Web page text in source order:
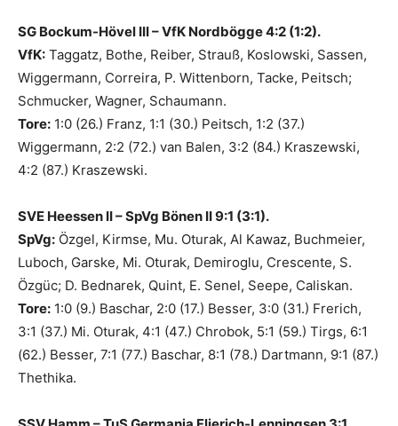
SG Bockum-Hövel III – VfK Nordbögge 4:2 (1:2).
VfK: Taggatz, Bothe, Reiber, Strauß, Koslowski, Sassen,
Wiggermann, Correira, P. Wittenborn, Tacke, Peitsch;
Schmucker, Wagner, Schaumann.
Tore: 1:0 (26.) Franz, 1:1 (30.) Peitsch, 1:2 (37.)
Wiggermann, 2:2 (72.) van Balen, 3:2 (84.) Kraszewski,
4:2 (87.) Kraszewski.
SVE Heessen II – SpVg Bönen II 9:1 (3:1).
SpVg: Özgel, Kirmse, Mu. Oturak, Al Kawaz, Buchmeier,
Luboch, Garske, Mi. Oturak, Demiroglu, Crescente, S.
Özgüc; D. Bednarek, Quint, E. Senel, Seepe, Caliskan.
Tore: 1:0 (9.) Baschar, 2:0 (17.) Besser, 3:0 (31.) Frerich,
3:1 (37.) Mi. Oturak, 4:1 (47.) Chrobok, 5:1 (59.) Tirgs, 6:1
(62.) Besser, 7:1 (77.) Baschar, 8:1 (78.) Dartmann, 9:1 (87.)
Thethika.